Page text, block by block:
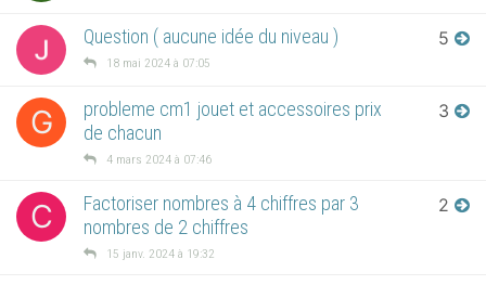
Question ( aucune idée du niveau )
18 mai 2024 à 07:05
5
G
probleme cm1 jouet et accessoires prix
de chacun
4 mars 2024 à 07:46
3
C
Factoriser nombres à 4 chiffres par 3
nombres de 2 chiffres
15 janv. 2024 à 19:32
2